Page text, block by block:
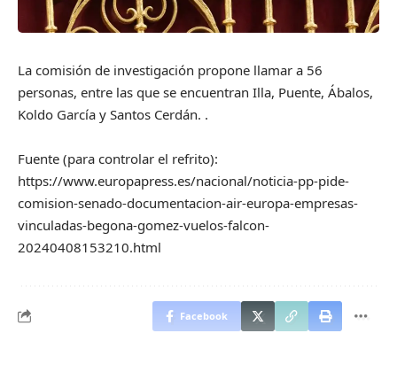
La comisión de investigación propone llamar a 56
personas, entre las que se encuentran Illa, Puente, Ábalos,
Koldo García y Santos Cerdán. .
Fuente (para controlar el refrito):
https://www.europapress.es/nacional/noticia-pp-pide-
comision-senado-documentacion-air-europa-empresas-
vinculadas-begona-gomez-vuelos-falcon-
20240408153210.html
Facebook